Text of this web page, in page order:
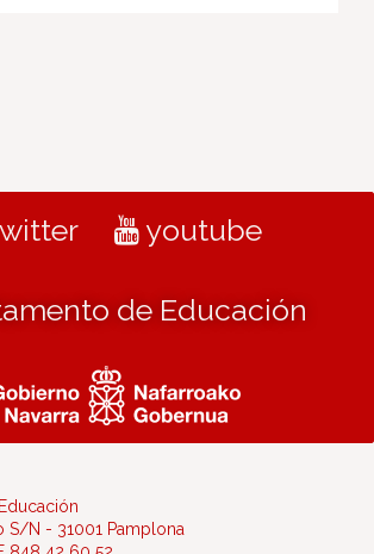
youtube
de Educación
S/N - 31001 Pamplona